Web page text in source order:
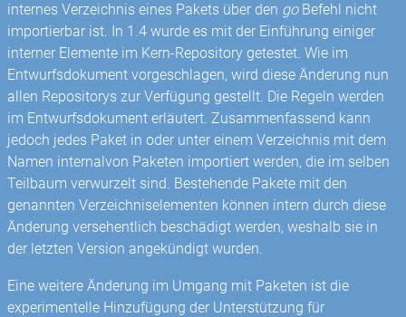
internes Verzeichnis eines Pakets über den goBefehl nicht
importierbar ist. In 1.4 wurde es mit der Einführung einiger
interner Elemente im Kern-Repository getestet. Wie im
Entwurfsdokument vorgeschlagen, wird diese Änderung nun
allen Repositorys zur Verfügung gestellt. Die Regeln werden
im Entwurfsdokument erläutert. Zusammenfassend kann
jedoch jedes Paket in oder unter einem Verzeichnis mit dem
Namen internalvon Paketen importiert werden, die im selben
Teilbaum verwurzelt sind. Bestehende Pakete mit den
genannten Verzeichniselementen können intern durch diese
Änderung versehentlich beschädigt werden, weshalb sie in
der letzten Version angekündigt wurden.
Eine weitere Änderung im Umgang mit Paketen ist die
experimentelle Hinzufügung der Unterstützung für